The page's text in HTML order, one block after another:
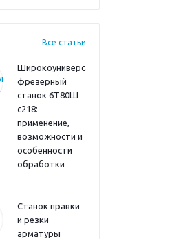
Все статьи
Широкоуниверсальный
фрезерный
станок 6Т80Ш
с218:
применение,
возможности и
особенности
обработки
Станок правки
и резки
арматуры